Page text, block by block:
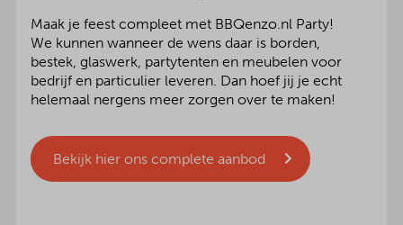
Maak je feest compleet met BBQenzo.nl Party!
We kunnen wanneer de wens daar is borden,
bestek, glaswerk, partytenten en meubelen voor
bedrijf en particulier leveren. Dan hoef jij je echt
helemaal nergens meer zorgen over te maken!
Bekijk hier ons complete aanbod